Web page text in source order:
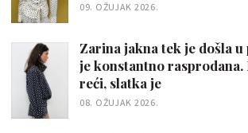
09. OŽUJAK 2026.
Zarina jakna tek je došla u
je konstantno rasprodana.
reći, slatka je
08. OŽUJAK 2026.